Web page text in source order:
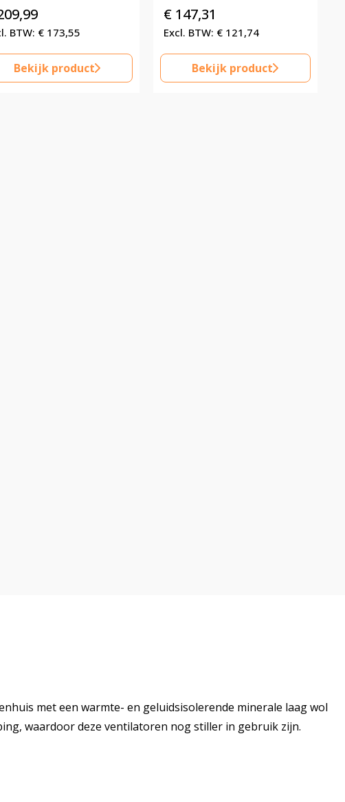
€ 221,04.
€ 173,55
Bekijk product
€ 155,06.
€147,31
€121,74
Bekijk product
met een warmte- en geluidsisolerende minerale laag wol
waardoor deze ventilatoren nog stiller in gebruik zijn.